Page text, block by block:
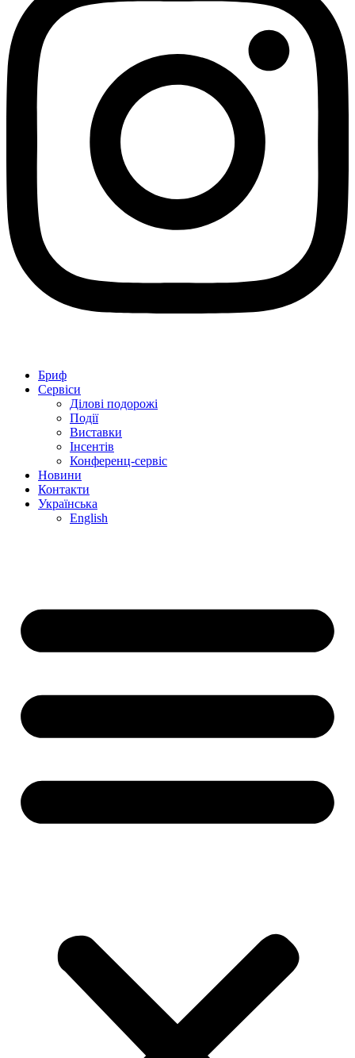
Бриф
Сервіси
Ділові подорожі
Події
Виставки
Інсентів
Конференц-сервіс
Новини
Контакти
Українська
English